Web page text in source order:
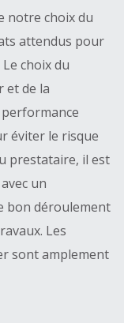
notre choix du
attendus pour
choix du
et de la
éviter le risque
prestataire, il est
un
bon déroulement
Les
sont amplement